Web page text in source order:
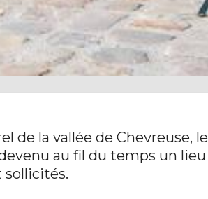
de la vallée de Chevreuse, le
au fil du temps un lieu
sollicités.